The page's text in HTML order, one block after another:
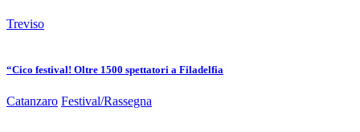
Treviso
“Cico festival! Oltre 1500 spettatori a Filadelfia
Catanzaro Festival/Rassegna